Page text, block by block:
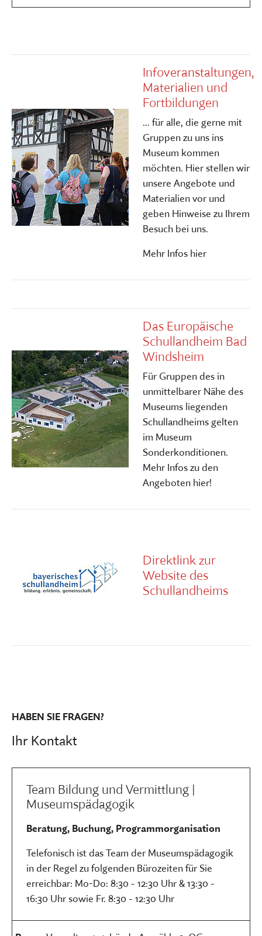
Infoveranstaltungen,
Materialien und
Fortbildungen
... für alle, die gerne mit
Gruppen zu uns ins
Museum kommen
möchten. Hier stellen wir
unsere Angebote und
Materialien vor und
geben Hinweise zu Ihrem
Besuch bei uns.
Mehr Infos hier
Das Europäische
Schullandheim Bad
Windsheim
Für Gruppen des in
unmittelbarer Nähe des
Museums liegenden
Schullandheims gelten
im Museum
Sonderkonditionen.
Mehr Infos zu den
Angeboten hier!
Direktlink zur
Website des
Schullandheims
Ihr Kontakt
HABEN SIE FRAGEN?
Team Bildung und Vermittlung |
Museumspädagogik
Beratung, Buchung, Programmorganisation
Telefonisch ist das Team der Museumspädagogik
in der Regel zu folgenden Bürozeiten für Sie
erreichbar: Mo-Do: 8:30 - 12:30 Uhr & 13:30 -
16:30 Uhr sowie Fr. 8:30 - 12:30 Uhr